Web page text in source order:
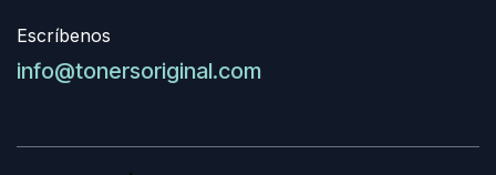
Escríbenos
info@tonersoriginal.com